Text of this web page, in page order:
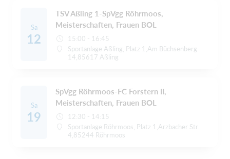
Sa
12
TSV Aßling 1-SpVgg Röhrmoos,
Meisterschaften, Frauen BOL
15:00 - 16:45
Sportanlage Aßling, Platz 1,Am Büchsenberg
14,85617 Aßling
Sa
19
SpVgg Röhrmoos-FC Forstern II,
Meisterschaften, Frauen BOL
12:30 - 14:15
Sportanlage Röhrmoos, Platz 1,Arzbacher Str.
4,85244 Röhrmoos